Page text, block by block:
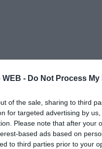
WEB - Do Not Process
of the sale, sharing to third
for targeted advertising by
Please note that after your
based ads based on
to third parties prior to your